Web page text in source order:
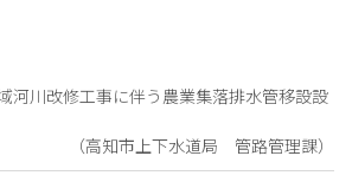
川改修工事に伴う農業集落排水管移設設
（高知市上下水道局 管路管理課）